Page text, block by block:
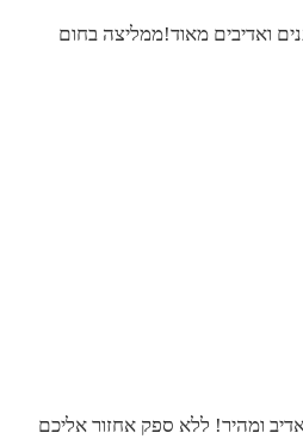
ואדיבים מאוד!ממליצה בחום
ומהיר! ללא ספק אחזור אליכם